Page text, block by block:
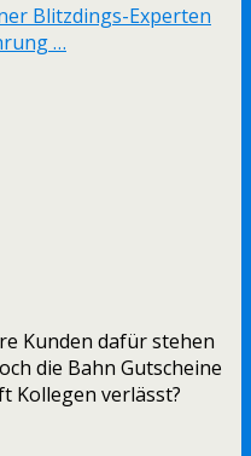
Blitzdings-Experten
…
Kunden dafür stehen
die Bahn Gutscheine
Kollegen verlässt?